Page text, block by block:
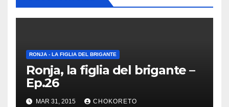
RONJA - LA FIGLIA DEL BRIGANTE
Ronja, la figlia del brigante –
Ep.26
MAR 31, 2015 CHOKORETO